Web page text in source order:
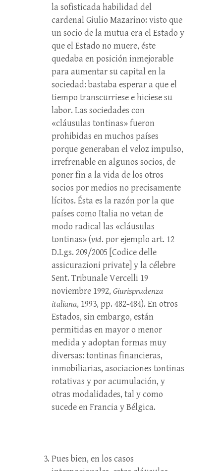
la sofisticada habilidad del
cardenal Giulio Mazarino: visto que
un socio de la mutua era el Estado y
que el Estado no muere, éste
quedaba en posición inmejorable
para aumentar su capital en la
sociedad: bastaba esperar a que el
tiempo transcurriese e hiciese su
labor. Las sociedades con
«cláusulas tontinas» fueron
prohibidas en muchos países
porque generaban el veloz impulso,
irrefrenable en algunos socios, de
poner fin a la vida de los otros
socios por medios no precisamente
lícitos. Ésta es la razón por la que
países como Italia no vetan de
modo radical las «cláusulas
tontinas» (vid. por ejemplo art. 12
D.Lgs. 209/2005 [Codice delle
assicurazioni private] y la célebre
Sent. Tribunale Vercelli 19
noviembre 1992, Giurisprudenza
italiana, 1993, pp. 482-484). En otros
Estados, sin embargo, están
permitidas en mayor o menor
medida y adoptan formas muy
diversas: tontinas financieras,
inmobiliarias, asociaciones tontinas
rotativas y por acumulación, y
otras modalidades, tal y como
sucede en Francia y Bélgica.
Pues bien, en los casos